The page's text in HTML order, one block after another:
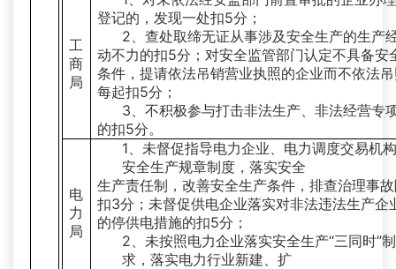
工
商
局
登记的，发现一处扣5分；
2、查处取缔无证从事涉及安全生产的生产
动不力的扣5分；对安全监管部门认定不具备安
条件，提请依法吊销营业执照的企业而不依法
每起扣5分；
3、不积极参与打击非法生产、非法经营专
的扣5分。
电
力
局
1、未督促指导电力企业、电力调度交易机
安全生产规章制度，落实安全
生产责任制，改善安全生产条件，排查治理事
扣3分；未督促供电企业落实对非法违法生产企
的停供电措施的扣5分；
2、未按照电力企业落实安全生产“三同时”
求，落实电力行业新建、扩